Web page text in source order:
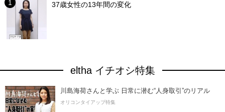
37歳女性の13年間の変化
eltha イチオシ特集
川島海荷さんと学ぶ 日常に潜む“人身取引”のリアル
オリコンタイアップ特集